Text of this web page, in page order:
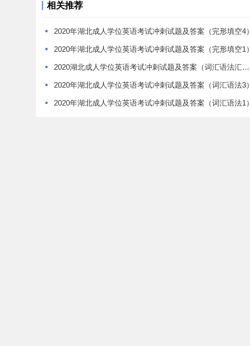
相关推荐
• 2020年湖北成人学位英语考试冲刺试题及答案（完形填空4）
• 2020年湖北成人学位英语考试冲刺试题及答案（完形填空1）
• 2020湖北成人学位英语考试冲刺试题及答案（词汇语法汇总）
• 2020年湖北成人学位英语考试冲刺试题及答案（词汇语法3）
• 2020年湖北成人学位英语考试冲刺试题及答案（词汇语法1）